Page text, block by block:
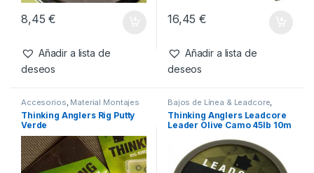
8,45€
Añadir a lista de
deseos
16,45€
Añadir a lista de
deseos
Accesorios, Material Montajes
Thinking Anglers Rig Putty
Verde
Bajos de Línea & Leadcore,
Material Montajes
Thinking Anglers Leadcore
Leader Olive Camo 45lb 10m